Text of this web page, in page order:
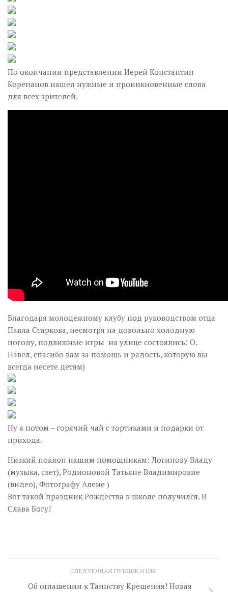
По окончании представлении Иерей Константин
Корепанов нашел нужные и проникновенные слова
для всех зрителей.
Благодаря молодежному клубу под руководством отца
Павла Старкова, несмотря на довольно холодную
погоду, подвижные игры на улице состоялись! О.
Павел, спасибо вам за помощь и радость, которую вы
всегда несете детям)
Ну а потом – горячий чай с тортиками и подарки от
прихода.
Низкий поклон нашим помощникам: Логинову Владу
(музыка, свет), Родионовой Татьяне Владимировне
(видео), Фотографу Алене )
Вот такой праздник Рождества в школе получился. И
Слава Богу!
СЛЕДУЮЩАЯ ПУБЛИКАЦИЯ
Об оглашении к Таинству Крещения! Новая